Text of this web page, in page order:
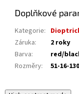
Doplňkové
Kategorie:
Záruka:
2 roky
Barva:
red/
Rozměry: 51-16-130